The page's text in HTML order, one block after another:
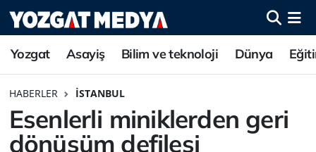
Yozgat Asayiş Bilim ve teknoloji Dünya
HABERLER İSTANBUL
Esenlerli miniklerden geri
dönüşüm defilesi